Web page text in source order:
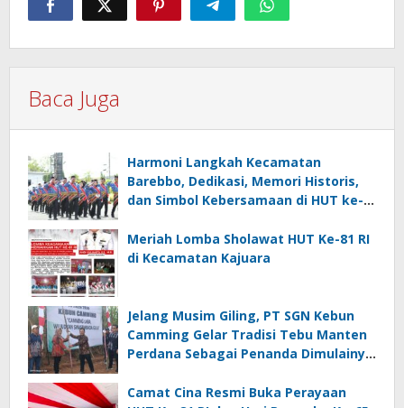
Baca Juga
Harmoni Langkah Kecamatan
Barebbo, Dedikasi, Memori Historis,
dan Simbol Kebersamaan di HUT ke-
Meriah Lomba Sholawat HUT Ke-81 RI
di Kecamatan Kajuara
Jelang Musim Giling, PT SGN Kebun
Camming Gelar Tradisi Tebu Manten
Perdana Sebagai Penanda Dimulainya
Camat Cina Resmi Buka Perayaan